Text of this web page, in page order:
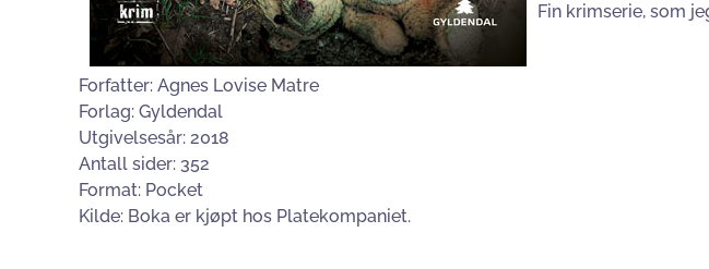
Fin krimserie, som
Forfatter: Agnes Lovise Matre
Forlag: Gyldendal
Utgivelsesår: 2018
Antall sider: 352
Format: Pocket
Kilde: Boka er kjøpt hos Platekompaniet.